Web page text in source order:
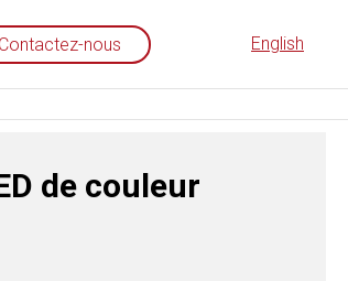
Contactez-nous English
de couleur